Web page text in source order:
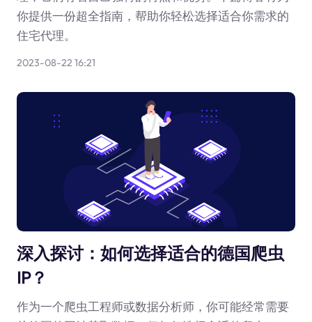
你提供一份超全指南，帮助你轻松选择适合你需求的
住宅代理。
2023-08-22 16:21
深入探讨：如何选择适合的德国爬虫
IP？
作为一个爬虫工程师或数据分析师，你可能经常需要